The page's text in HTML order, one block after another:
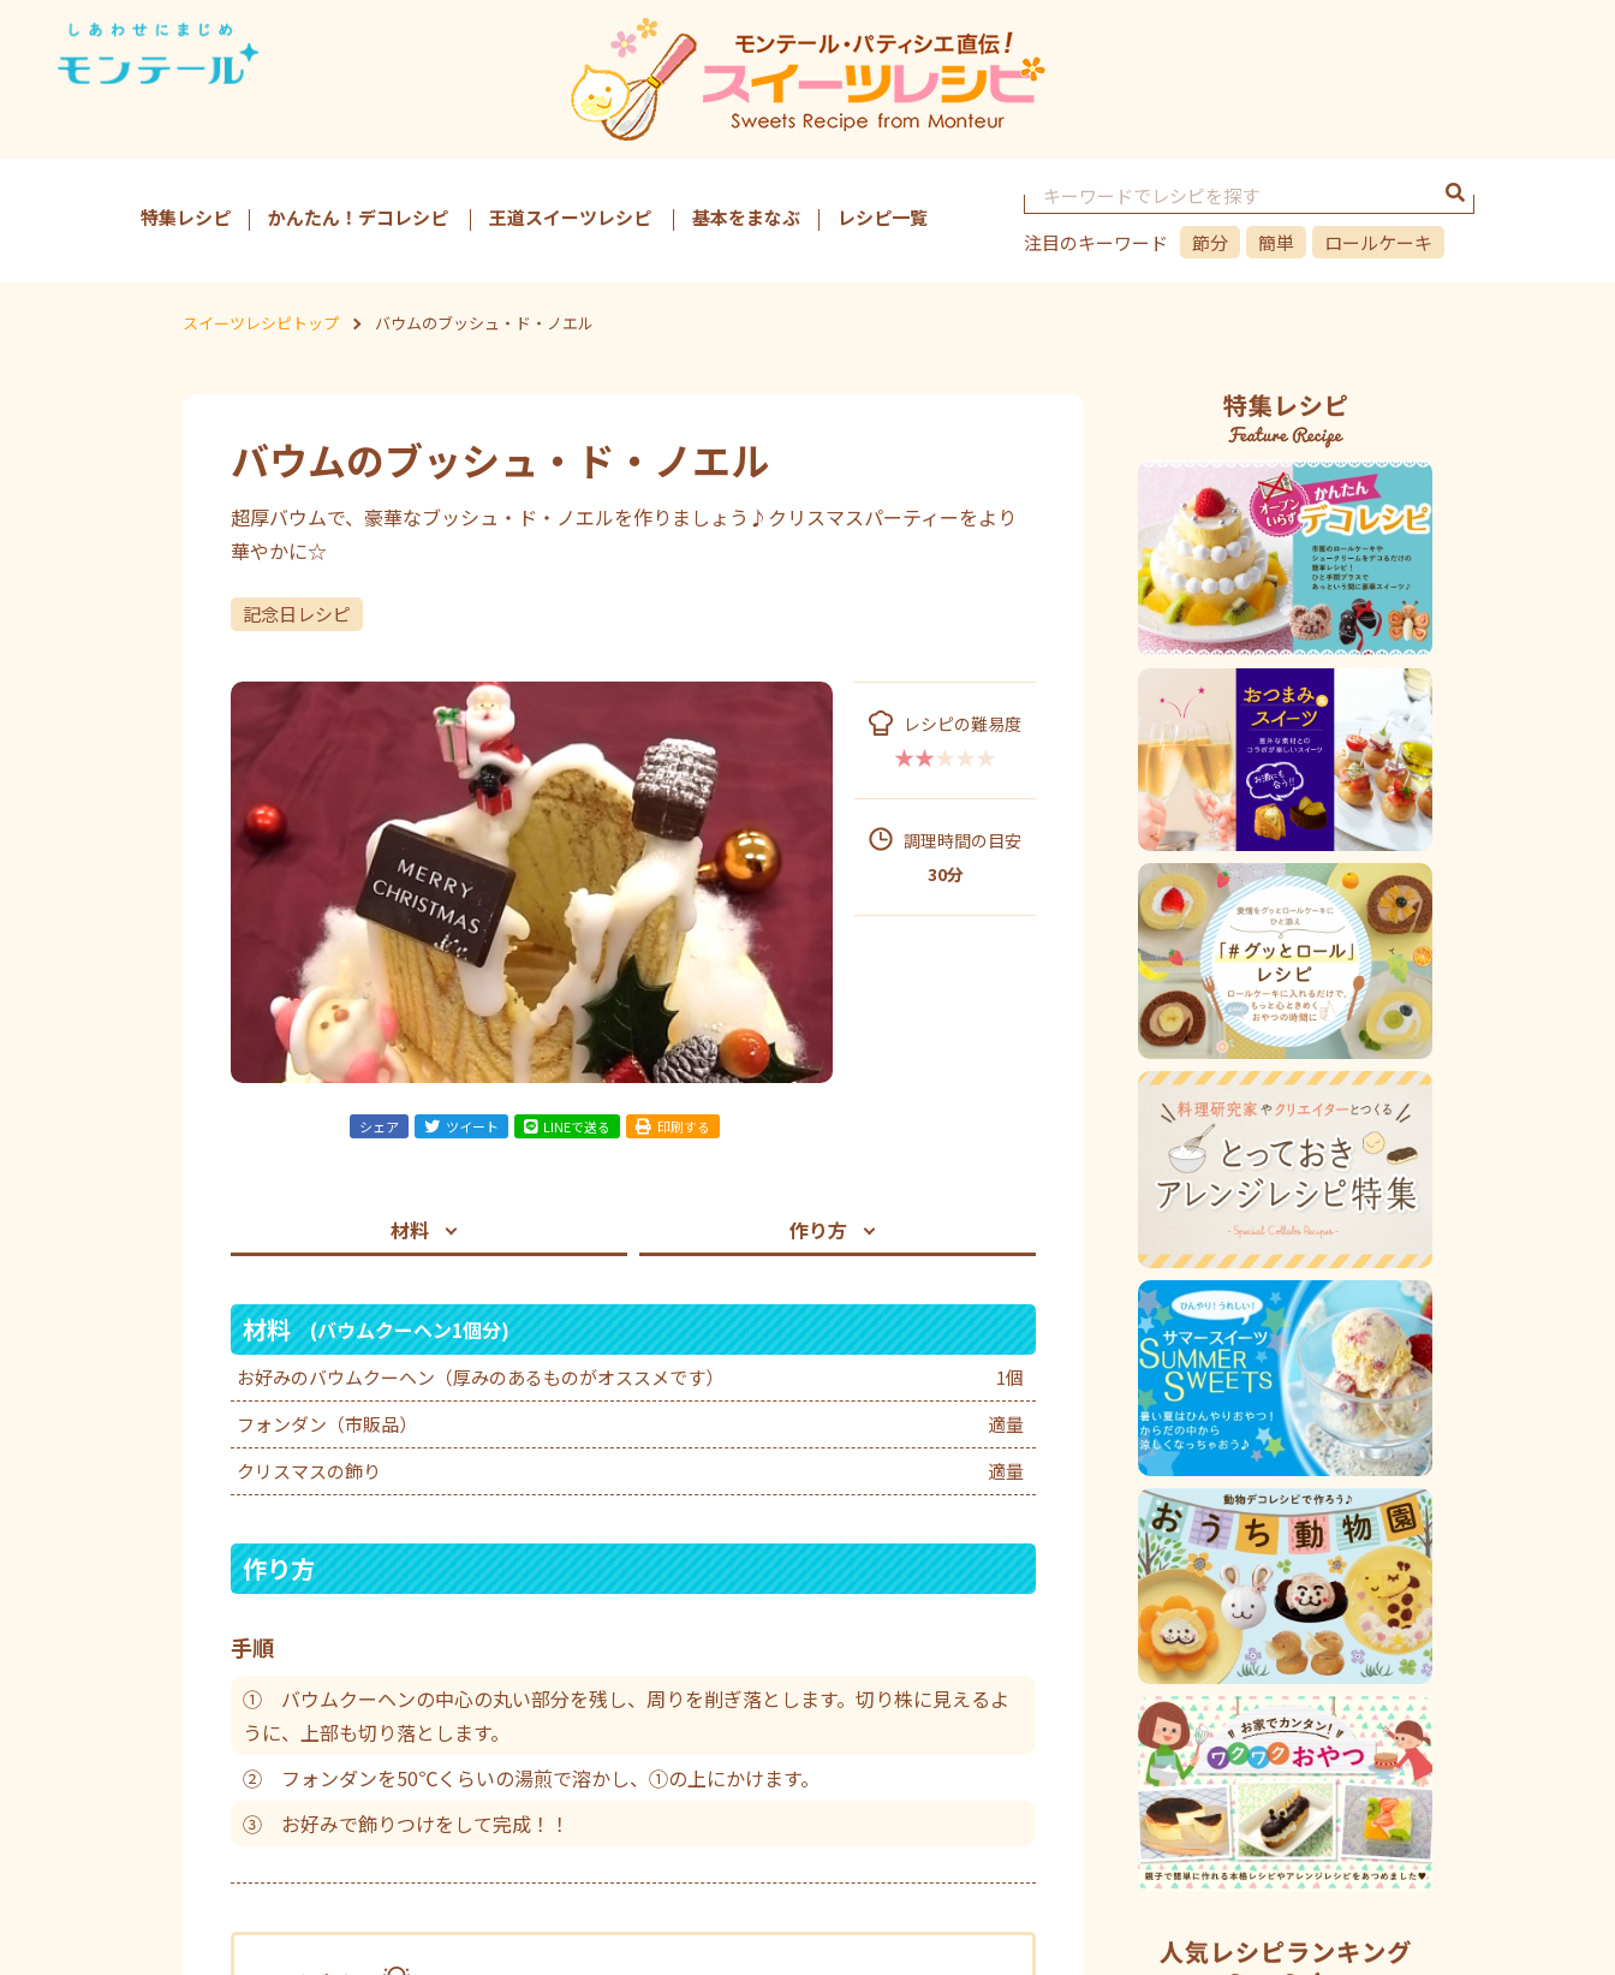
注目のキーワード 節分 簡単 ロールケーキ
特集レシピ かんたん！デコレシピ 王道スイーツレシピ 基本をまなぶ レシピ一覧
スイーツレシピトップ バウムのブッシュ・ド・ノエル
バウムのブッシュ・ド・ノエル
超厚バウムで、豪華なブッシュ・ド・ノエルを作りましょう♪クリスマスパーティーをより
華やかに☆
記念日レシピ
シェア ツイート LINEで送る 印刷する
レシピの難易度
★★★★★
調理時間の目安
30分
材料 作り方
材料 (バウムクーヘン1個分)
お好みのバウムクーヘン（厚みのあるものがオススメです）
1個
フォンダン（市販品）
適量
クリスマスの飾り
適量
作り方
手順
① バウムクーヘンの中心の丸い部分を残し、周りを削ぎ落とします。切り株に見えるよ
うに、上部も切り落とします。
② フォンダンを50℃くらいの湯煎で溶かし、①の上にかけます。
③ お好みで飾りつけをして完成！！